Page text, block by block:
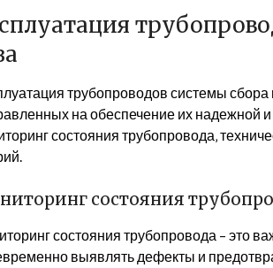
трубопроводов системы сбора
на обеспечение их надежной
состояния трубопровода‚
состояния
состояния трубопровода – это
выявлять дефекты и